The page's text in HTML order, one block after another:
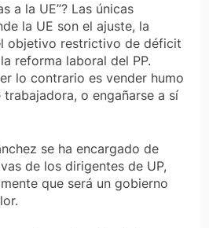
a la UE”? Las únicas
la UE son el ajuste, la
objetivo restrictivo de déficit
reforma laboral del PP.
lo contrario es vender humo
o engañarse a sí
se ha encargado de
de los dirigentes de UP,
que será un gobierno